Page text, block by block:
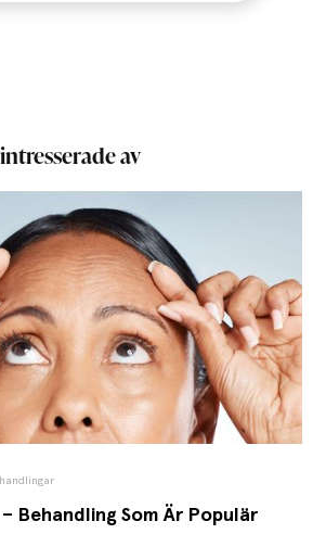
av
Behandling Som Är Populär